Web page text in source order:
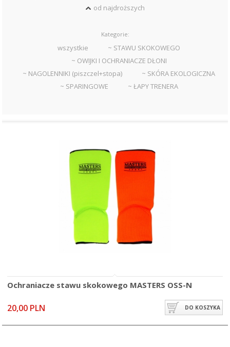
od najdroższych
Kategorie:
wszystkie
~ STAWU SKOKOWEGO
~ OWIJKI I OCHRANIACZE DŁONI
~ NAGOLENNIKI (piszczel+stopa)
~ SKÓRA EKOLOGICZNA
~ SPARINGOWE
~ ŁAPY TRENERA
Ochraniacze stawu skokowego MASTERS OSS-N
20,00 PLN DO KOSZYKA